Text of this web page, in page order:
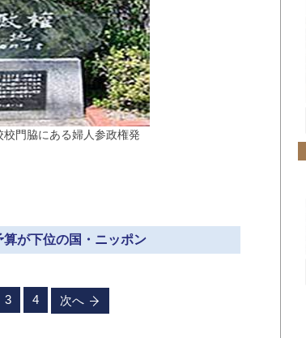
門脇にある婦人参政権発
が下位の国・ニッポン
3 4 次へ